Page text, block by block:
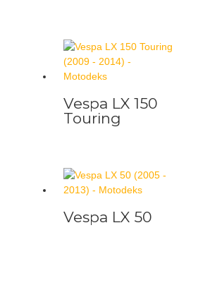
Vespa LX 150
Touring
Vespa LX 50